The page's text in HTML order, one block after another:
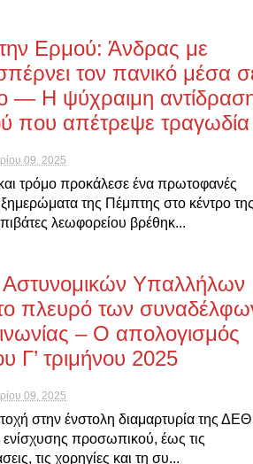
Ερμού: Άνδρας με
τον πανικό μέσα
— Η ψύχραιμη
που απέτρεψε τραγωδία
09, 2025
τρόμο προκάλεσε ένα πρωτοφανές
ξημερώματα της Πέμπτης στο κέντρο της
λεωφορείου βρέθηκ...
Υπαλλήλων
πλευρό των
– Ο απολογισμός
Γ’ τριμήνου 2025
09, 2025
στην ένστολη διαμαρτυρία της ΔΕΘ
ενίσχυσης προσωπικού, έως τις
τις χορηγίες και τη συ...